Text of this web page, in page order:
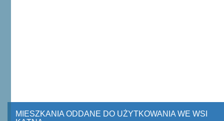
MIESZKANIA ODDANE DO UŻYTKOWANIA WE WSI